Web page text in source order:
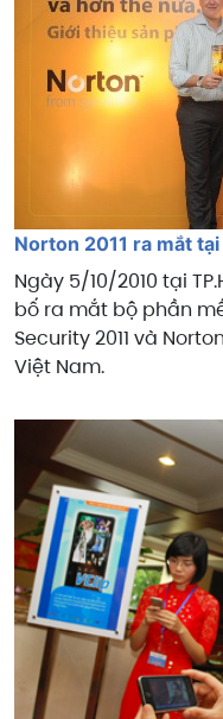
Norton 2011 ra mắt
Ngày 5/10/2010 tại
bố ra mắt bộ phần
Security 2011 và
Việt Nam.